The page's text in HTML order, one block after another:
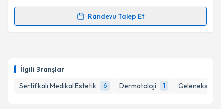
İlgili Branşlar
Sertifikalı Medikal Estetik
6 Dermatoloji 1 Geleneksel ve
kapsamda işlenmesini kabul ediyorum.
Randevu Talep Et
Randevu Takvimi Talebi
takvim hazırlandığında e-posta ile bilgilendireceğiz.